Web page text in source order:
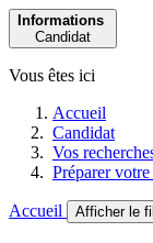
Informations
Candidat
Vous êtes ici
Accueil
Candidat
Vos
Préparer
Accueil Afficher le